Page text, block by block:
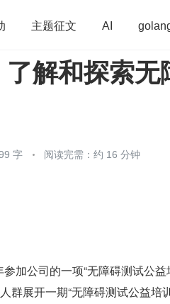
主题征文 AI
算法 学习方法
解和探索无
字 阅读完需：约 16 分钟
加公司的一项“无障碍测试公
群展开一期“无障碍测试公益培